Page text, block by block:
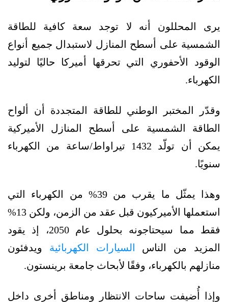
يرى المحللون أنه لا توجد سعة كافية للطاقة
الشمسية على أسطح المنازل لاستبدال جميع أنواع
الوقود الأحفوري التي تحرقها أميركا حاليًا لتوليد
الكهرباء.
وقدّر المختبر الوطني للطاقة المتجددة أن ألواح
الطاقة الشمسية على أسطح المنازل الأميركية
يمكن أن تولّد 1432 تيراواط/ساعة من الكهرباء
سنويًا.
وهذا يمثّل ما يقرب من 39% من الكهرباء التي
استعملها الأميركيون قبل عقد من الزمن، ولكن 13%
فقط مما سيحتاجونه بحلول عام 2050، إذ يقود
المزيد من الناس
السيارات الكهربائية ويدفئون
منازلهم بالكهرباء، وفقًا لأبحاث جامعة برينستون.
وإذا أُضيفت ساحات الانتظار ومناطق أخرى داخل